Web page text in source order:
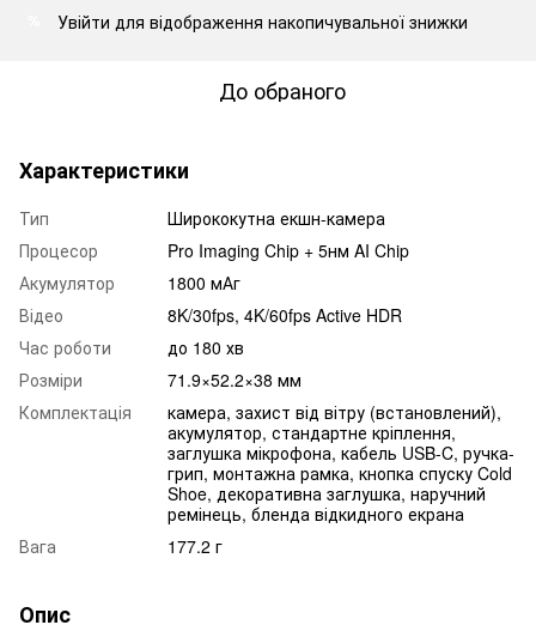
Увійти для відображення накопичувальної знижки
До обраного
Характеристики
Тип
Ширококутна екшн-камера
Процесор
Pro Imaging Chip + 5нм AI Chip
Акумулятор
1800 мАг
Відео
8K/30fps, 4K/60fps Active HDR
Час роботи
до 180 хв
Розміри
71.9×52.2×38 мм
Комплектація
камера, захист від вітру (встановлений),
акумулятор, стандартне кріплення,
заглушка мікрофона, кабель USB-C, ручка-
грип, монтажна рамка, кнопка спуску Cold
Shoe, декоративна заглушка, наручний
ремінець, бленда відкидного екрана
Вага
177.2 г
Опис